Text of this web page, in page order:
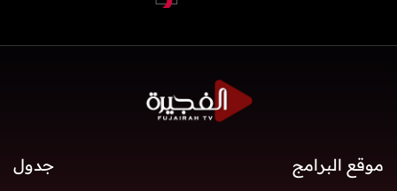
موقع البرامج
جدول